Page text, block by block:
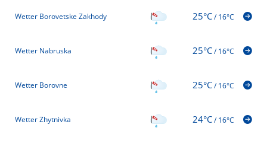
Wetter Borovetske Zakhody 25°C/16°C
Wetter Nabruska 25°C/16°C
Wetter Borovne 25°C/16°C
Wetter Zhytnivka 24°C/16°C